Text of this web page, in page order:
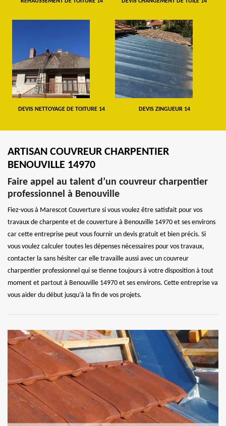
DEVIS NETTOYAGE DE TOITURE 14 DEVIS ZINGUEUR 14
ARTISAN COUVREUR CHARPENTIER
BENOUVILLE 14970
Faire appel au talent d’un couvreur charpentier
professionnel à Benouville
Fiez-vous à Marescot Couverture si vous voulez être satisfait pour vos
travaux de charpente et de couverture à Benouville 14970 et ses environs
car cette entreprise peut vous fournir un devis gratuit et bien précis. Si
vous voulez calculer toutes les dépenses nécessaires pour vos travaux,
contacter la sans hésiter car elle travaille aussi avec un couvreur
charpentier professionnel qui se tienne toujours à votre disposition à tout
moment et partout à Benouville 14970 et ses environs. Cette entreprise va
vous aider du début jusqu’à la fin de vos projets.